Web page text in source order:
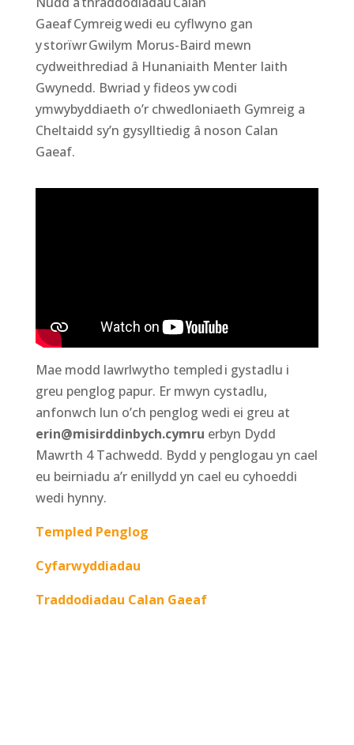
Gaeaf Cymreig wedi eu cyflwyno gan
y storïwr Gwilym Morus-Baird mewn
cydweithrediad â Hunaniaith Menter Iaith
Gwynedd. Bwriad y fideos yw codi
ymwybyddiaeth o’r chwedloniaeth Gymreig a
Cheltaidd sy’n gysylltiedig â noson Calan
Gaeaf.
Mae modd lawrlwytho templed i gystadlu i
greu penglog papur. Er mwyn cystadlu,
anfonwch lun o’ch penglog wedi ei greu at
erin@misirddinbych.cymru erbyn Dydd
Mawrth 4 Tachwedd. Bydd y penglogau yn cael
eu beirniadu a’r enillydd yn cael eu cyhoeddi
wedi hynny.
Templed Penglog
Cyfarwyddiadau
Traddodiadau Calan Gaeaf